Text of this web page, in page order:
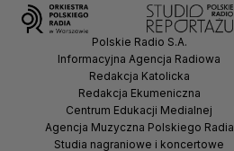
Polskie Radio S.A.
Informacyjna Agencja Radiowa
Redakcja Katolicka
Redakcja Ekumeniczna
Centrum Edukacji Medialnej
Agencja Muzyczna Polskiego Radia
Studia nagraniowe i koncertowe